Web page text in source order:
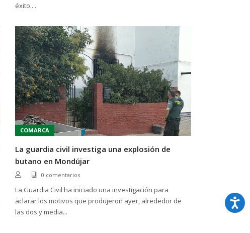
éxito....
COMARCA
La guardia civil investiga una explosión de
butano en Mondújar
0 comentarios
La Guardia Civil ha iniciado una investigación para
aclarar los motivos que produjeron ayer, alrededor de
las dos y media...